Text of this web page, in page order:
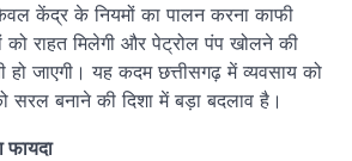
केंद्र के नियमों का पालन करना काफी
को राहत मिलेगी और पेट्रोल पंप खोलने की
जाएगी। यह कदम छत्तीसगढ़ में व्यवसाय को
सरल बनाने की दिशा में बड़ा बदलाव है।
फायदा